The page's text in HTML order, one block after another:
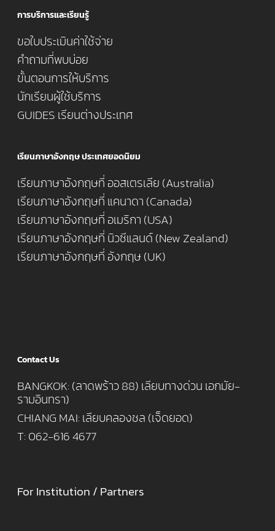
การบริการและเรียนรู้
ขอใบประเมินค่าใช้จ่าย
คำถามที่พบบ่อย
ขั้นตอนการให้บริการ
นักเรียนผู้ใช้บริการ
GUIDES เรียนต่างประเทศ
เรียนภาษาอังกฤษ ประเทศยอดนิยม
เรียนภาษาอังกฤษที่ ออสเตรเลีย (Australia)
เรียนภาษาอังกฤษที่ แคนาดา (Canada)
เรียนภาษาอังกฤษที่ อเมริกา (USA)
เรียนภาษาอังกฤษที่ นิวซีแลนด์ (New Zealand)
เรียนภาษาอังกฤษที่ อังกฤษ (UK)
Contact Us
BANGKOK: (ลาดพร้าว 88) เลียบทางด่วน เอกมัย-
รามอินทรา)
CHIANG MAI: เลียบคลองชล (เจ็ดยอด)
T: 062-616 4677
For Institution / Partners